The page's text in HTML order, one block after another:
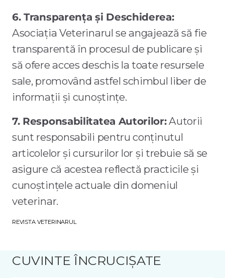
6. Transparența și Deschiderea:
Asociația Veterinarul se angajează să fie
transparentă în procesul de publicare și
să ofere acces deschis la toate resursele
sale, promovând astfel schimbul liber de
informații și cunoștințe.
7. Responsabilitatea Autorilor:Autorii
sunt responsabili pentru conținutul
articolelor și cursurilor lor și trebuie să se
asigure că acestea reflectă practicile și
cunoștințele actuale din domeniul
veterinar.
REVISTA VETERINARUL
CUVINTE ÎNCRUCIȘATE